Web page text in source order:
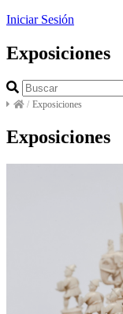
Iniciar Sesión
Exposiciones
/ Exposiciones
Exposiciones